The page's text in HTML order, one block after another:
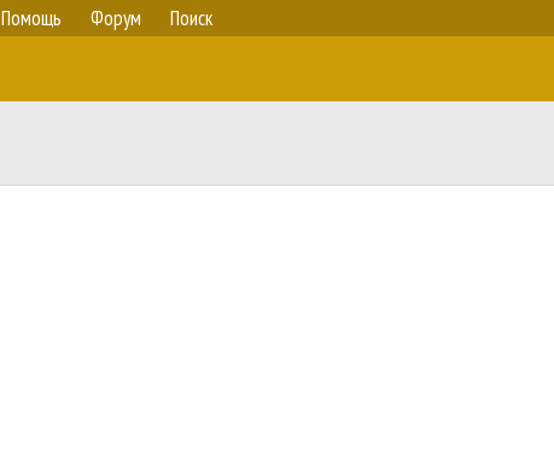
Помощь Форум Поиск